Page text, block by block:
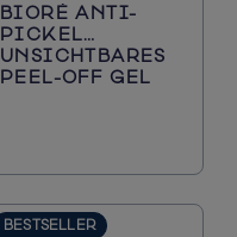
BIORÉ ANTI-
PICKEL
UNSICHTBARES
PEEL-OFF GEL​
BESTSELLER